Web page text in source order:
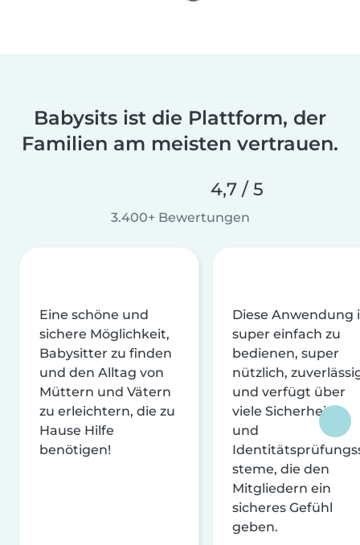
Babysits ist die Plattform, der
Familien am meisten vertrauen.
4,7 / 5
3.400+ Bewertungen
Eine schöne und
sichere Möglichkeit,
Babysitter zu finden
und den Alltag von
Müttern und Vätern
zu erleichtern, die zu
Hause Hilfe
benötigen!
Diese Anwendung
super einfach zu
bedienen, super
nützlich,
und verfügt über
viele Sicherheits-
und
steme, die den
Mitgliedern ein
sicheres Gefühl
geben.